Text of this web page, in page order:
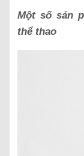
Một số sản
thể thao